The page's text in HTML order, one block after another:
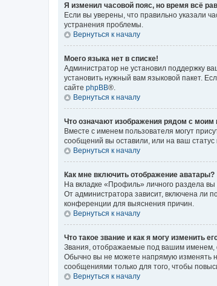
Я изменил часовой пояс, но время всё
Если вы уверены, что правильно указали
устранения проблемы.
Вернуться к началу
Моего языка нет в списке!
Администратор не установил поддержку
установить нужный вам языковой пакет.
сайте phpBB®.
Вернуться к началу
Что означают изображения рядом с моим
Вместе с именем пользователя могут
сообщений вы оставили, или на ваш статус
Вернуться к началу
Как мне включить отображение аватары?
На вкладке «Профиль» личного раздела
От администратора зависит, включена ли
конференции для выяснения причин.
Вернуться к началу
Что такое звание и как я могу изменить
Звания, отображаемые под вашим именем,
Обычно вы не можете напрямую изменять
сообщениями только для того, чтобы
Вернуться к началу